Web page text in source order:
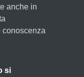
anche in
conoscenza
si